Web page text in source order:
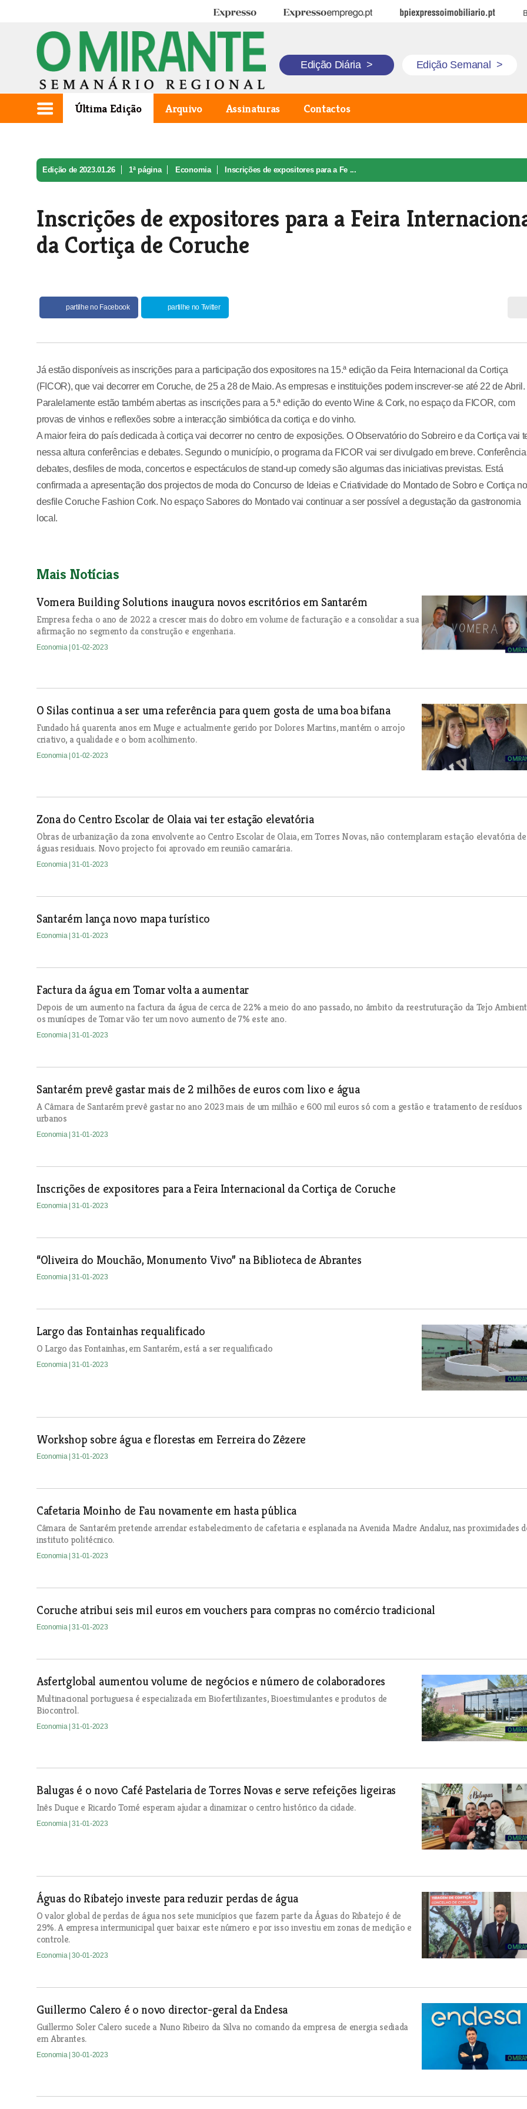
Expresso Expresso Emprego BPI Expresso Imobiliário
Edição Diária > Edição Semanal >
Última Edição Arquivo Assinaturas Contactos
Edição de 2023.01.26 1ª página Economia Inscrições de expositores para a Fe ...
Inscrições de expositores para a Feira
da Cortiça de Coruche
partilhe no Facebook partilhe no Twitter
Já estão disponíveis as inscrições para a participação dos expositores na 15.ª edição da Feira Internacional da Cortiça
(FICOR), que vai decorrer em Coruche, de 25 a 28 de Maio. As empresas e instituições podem inscrever-se até 22 de Abril.
Paralelamente estão também abertas as inscrições para a 5.ª edição do evento Wine & Cork, no espaço da FICOR, com
provas de vinhos e reflexões sobre a interacção simbiótica da cortiça e do vinho.
A maior feira do país dedicada à cortiça vai decorrer no centro de exposições. O Observatório do Sobreiro e da Cortiça vai
nessa altura conferências e debates. Segundo o município, o programa da FICOR vai ser divulgado em breve.
debates, desfiles de moda, concertos e espectáculos de stand-up comedy são algumas das iniciativas previstas. Está
confirmada a apresentação dos projectos de moda do Concurso de Ideias e Criatividade do Montado de Sobro e Cortiça no
desfile Coruche Fashion Cork. No espaço Sabores do Montado vai continuar a ser possível a degustação da gastronomia
local.
Mais Notícias
Vomera Building Solutions inaugura novos escritórios em Santarém
Empresa fecha o ano de 2022 a crescer mais do dobro em volume de facturação e a consolidar a sua
afirmação no segmento da construção e engenharia.
Economia | 01-02-2023
O Silas continua a ser uma referência para quem gosta de uma boa bifana
Fundado há quarenta anos em Muge e actualmente gerido por Dolores Martins, mantém o arrojo
criativo, a qualidade e o bom acolhimento.
Economia | 01-02-2023
Zona do Centro Escolar de Olaia vai ter estação elevatória
Obras de urbanização da zona envolvente ao Centro Escolar de Olaia, em Torres Novas, não contemplaram estação elevatória de
águas residuais. Novo projecto foi aprovado em reunião camarária.
Economia | 31-01-2023
Santarém lança novo mapa turístico
Economia | 31-01-2023
Factura da água em Tomar volta a aumentar
Depois de um aumento na factura da água de cerca de 22% a meio do ano passado, no âmbito da reestruturação da Tejo
os munícipes de Tomar vão ter um novo aumento de 7% este ano.
Economia | 31-01-2023
Santarém prevê gastar mais de 2 milhões de euros com lixo e água
A Câmara de Santarém prevê gastar no ano 2023 mais de um milhão e 600 mil euros só com a gestão e tratamento de resíduos
urbanos
Economia | 31-01-2023
Inscrições de expositores para a Feira Internacional da Cortiça de Coruche
Economia | 31-01-2023
“Oliveira do Mouchão, Monumento Vivo” na Biblioteca de Abrantes
Economia | 31-01-2023
Largo das Fontainhas requalificado
O Largo das Fontainhas, em Santarém, está a ser requalificado
Economia | 31-01-2023
Workshop sobre água e florestas em Ferreira do Zêzere
Economia | 31-01-2023
Cafetaria Moinho de Fau novamente em hasta pública
Câmara de Santarém pretende arrendar estabelecimento de cafetaria e esplanada na Avenida Madre Andaluz, nas proximidades
instituto politécnico.
Economia | 31-01-2023
Coruche atribui seis mil euros em vouchers para compras no comércio tradicional
Economia | 31-01-2023
Asfertglobal aumentou volume de negócios e número de colaboradores
Multinacional portuguesa é especializada em Biofertilizantes, Bioestimulantes e produtos de
Biocontrol.
Economia | 31-01-2023
Balugas é o novo Café Pastelaria de Torres Novas e serve refeições ligeiras
Inês Duque e Ricardo Tomé esperam ajudar a dinamizar o centro histórico da cidade.
Economia | 31-01-2023
Águas do Ribatejo investe para reduzir perdas de água
O valor global de perdas de água nos sete municípios que fazem parte da Águas do Ribatejo é de
29%. A empresa intermunicipal quer baixar este número e por isso investiu em zonas de medição e
controle.
Economia | 30-01-2023
Guillermo Calero é o novo director-geral da Endesa
Guillermo Soler Calero sucede a Nuno Ribeiro da Silva no comando da empresa de energia sediada
em Abrantes.
Economia | 30-01-2023